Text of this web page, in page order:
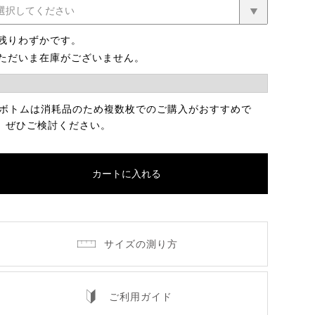
りわずかです。
だいま在庫がございません。
トムは消耗品のため複数枚でのご購入がおすすめで
ぜひご検討ください。
カートに入れる
サイズの測り方
ご利用ガイド